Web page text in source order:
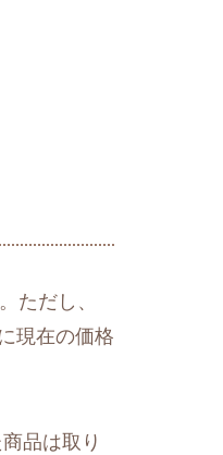
ただし、
現在の価格
品は取り